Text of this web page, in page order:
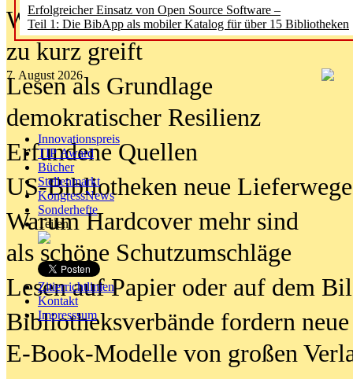
Erfolgreicher Einsatz von Open Source Software –
Teil 1: Die BibApp als mobiler Katalog für über 15 Bibliotheken
7. August 2026
Innovationspreis
TIP Award
Bücher
Stellenmarkt
KongressNews
Sonderhefte
Teilen
Zitierrichtlinien
Kontakt
Impresssum
Warum die Debatte über KI-Texte
zu kurz greift
Lesen als Grundlage
demokratischer Resilienz
Erfundene Quellen
US-Bibliotheken neue Lieferwege
Warum Hardcover mehr sind
als schöne Schutzumschläge
Lesen auf Papier oder auf dem
Bibliotheksverbände fordern neue
E-Book-Modelle von großen